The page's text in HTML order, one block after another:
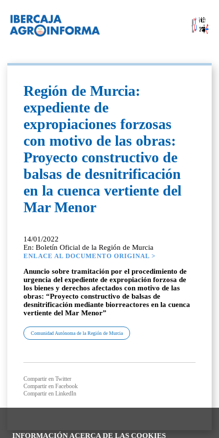
INFORMACIÓN ACERCA DE LAS COOKIES
Región de Murcia:
expediente de
expropiaciones forzosas
con motivo de las obras:
Proyecto constructivo de
balsas de desnitrificación
en la cuenca vertiente del
Mar Menor
14/01/2022
En: Boletín Oficial de la Región de Murcia
ENLACE AL DOCUMENTO ORIGINAL >
Anuncio sobre tramitación por el procedimiento de
urgencia del expediente de expropiación forzosa de
los bienes y derechos afectados con motivo de las
obras: “Proyecto constructivo de balsas de
desnitrificación mediante biorreactores en la cuenca
vertiente del Mar Menor”
Comunidad Autónoma de la Región de Murcia
Compartir en Twitter
Compartir en Facebook
Compartir en LinkedIn